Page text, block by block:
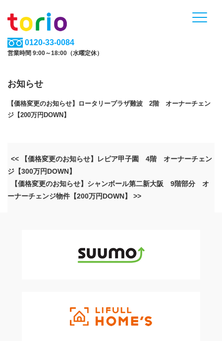
0120-33-0084
営業時間 9:00～18:00（水曜定休）
お知らせ
【価格変更のお知らせ】ロータリープラザ難波 2階 オーナーチェン
ジ【200万円DOWN】
<< 【価格変更のお知らせ】レピア甲子園 4階 オーナーチェン
ジ【300万円DOWN】
【価格変更のお知らせ】シャンボール第二新大阪 9階部分 オ
ーナーチェンジ物件【200万円DOWN】 >>